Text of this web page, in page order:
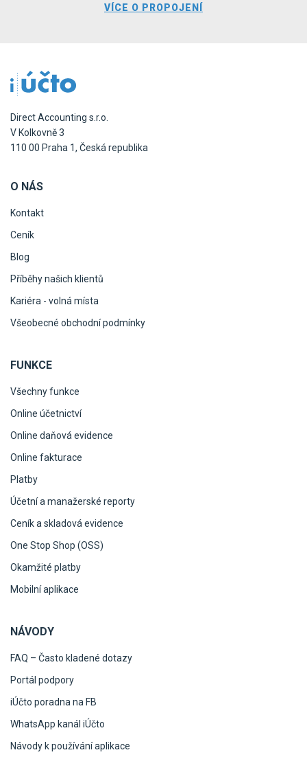
VÍCE O PROPOJENÍ
Direct Accounting s.r.o.
V Kolkovně 3
110 00 Praha 1, Česká republika
O NÁS
Kontakt
Ceník
Blog
Příběhy našich klientů
Kariéra - volná místa
Všeobecné obchodní podmínky
FUNKCE
Všechny funkce
Online účetnictví
Online daňová evidence
Online fakturace
Platby
Účetní a manažerské reporty
Ceník a skladová evidence
One Stop Shop (OSS)
Okamžité platby
Mobilní aplikace
NÁVODY
FAQ – Často kladené dotazy
Portál podpory
iÚčto poradna na FB
WhatsApp kanál iÚčto
Návody k používání aplikace